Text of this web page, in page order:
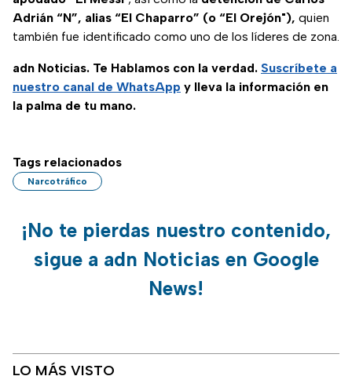
Adrián “N”, alias “El Chaparro” (o “El Orejón"), quien
también fue identificado como uno de los líderes de zona.
adn Noticias. Te Hablamos con la verdad. Suscríbete a
nuestro canal de WhatsApp y lleva la información en
la palma de tu mano.
Tags relacionados
Narcotráfico
¡No te pierdas nuestro contenido,
sigue a adn Noticias en Google
News!
LO MÁS VISTO